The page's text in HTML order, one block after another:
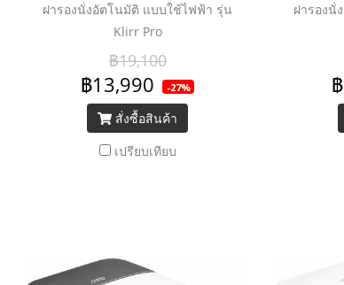
ฝารองนั่งอัตโนมัติ แบบใช้ไฟฟ้า รุ่น
Klirr Pro
฿19,100
฿13,990 -27%
สั่งซื้อสินค้า
เปรียบเทียบ
ฝารองนั่